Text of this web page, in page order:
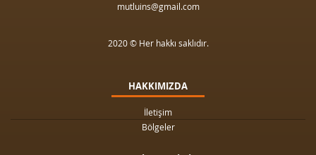
mutluins@gmail.com
2020 © Her hakkı saklıdır.
HAKKIMIZDA
İletişim
Bölgeler